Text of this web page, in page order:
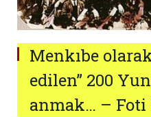
Menkıbe
edilen” 200
anmak… – Foti